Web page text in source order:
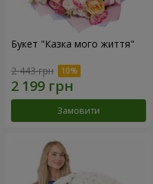
Букет "Казка мого життя"
2 443 грн
Замовити